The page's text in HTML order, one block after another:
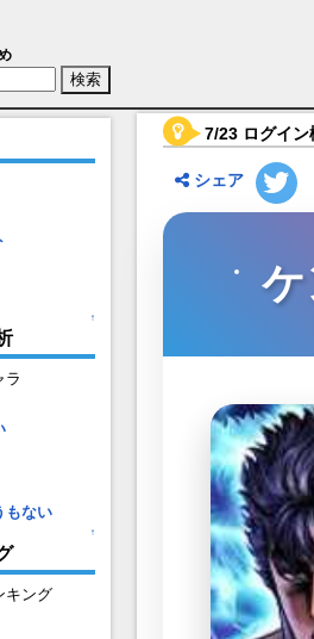
本邦弘)【北斗の拳 LEGENDS
↑
ラ
もない
↑
キング
7/23 ログイン
シェア